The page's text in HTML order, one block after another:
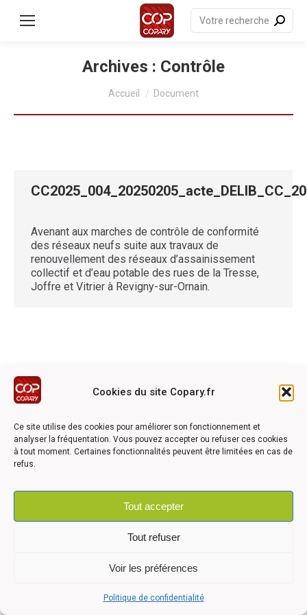
Cookies du site Copary.fr
Ce site utilise des cookies pour améliorer son fonctionnement et
analyser la fréquentation. Vous pouvez accepter ou refuser ces cookies
à tout moment. Certaines fonctionnalités peuvent être limitées en cas de
refus.
Tout accepter
Tout refuser
Voir les préférences
Politique de confidentialité
principal
Recherche
:
Archives : Contrôle
Accueil Document
Avenant aux marches de contrôle de conformité
des réseaux neufs suite aux travaux de
renouvellement des réseaux d’assainissement
collectif et d’eau potable des rues de la Tresse,
Joffre et Vitrier à Revigny-sur-Ornain.
Ce site a été réalisé avec le soutien financier de l'Union
Européen à travers le programmation LEADER du GAL du
©2026 COPARY - Tous droits réservés - Création agence
d'accessibilité